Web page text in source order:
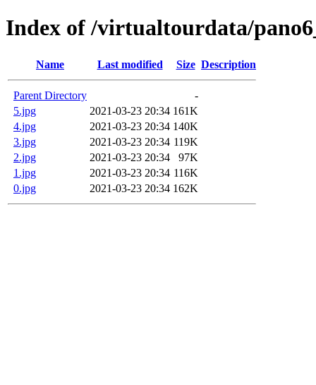
Index of /virtualtourdata/
Name Last modified Size Description
Parent Directory
-
5.jpg
2021-03-23 20:34 161K
4.jpg
2021-03-23 20:34 140K
3.jpg
2021-03-23 20:34 119K
2.jpg
2021-03-23 20:34
97K
1.jpg
2021-03-23 20:34 116K
0.jpg
2021-03-23 20:34 162K